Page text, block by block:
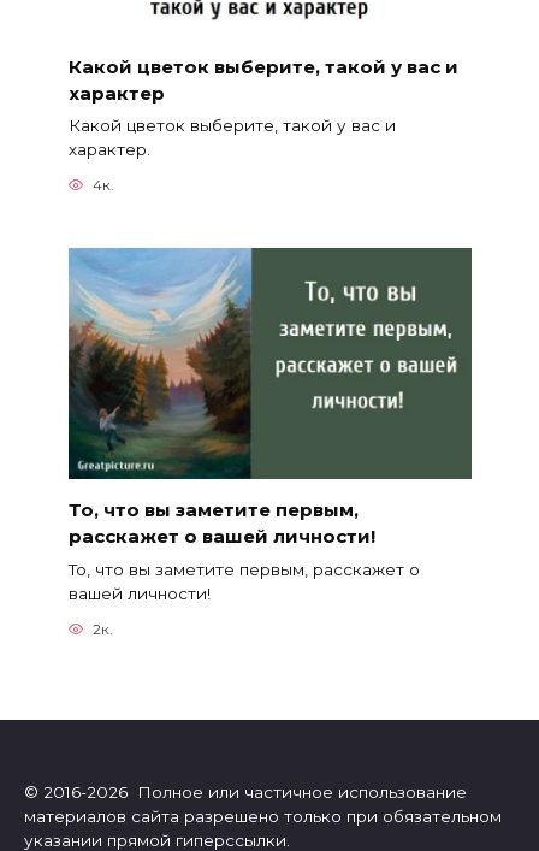
Какой цветок выберите, такой у вас и
характер
Какой цветок выберите, такой у вас и
характер.
4к.
То, что вы заметите первым,
расскажет о вашей личности!
То, что вы заметите первым, расскажет о
вашей личности!
2к.
© 2016-2026 Полное или частичное использование
материалов сайта разрешено только при обязательном
указании прямой гиперссылки.